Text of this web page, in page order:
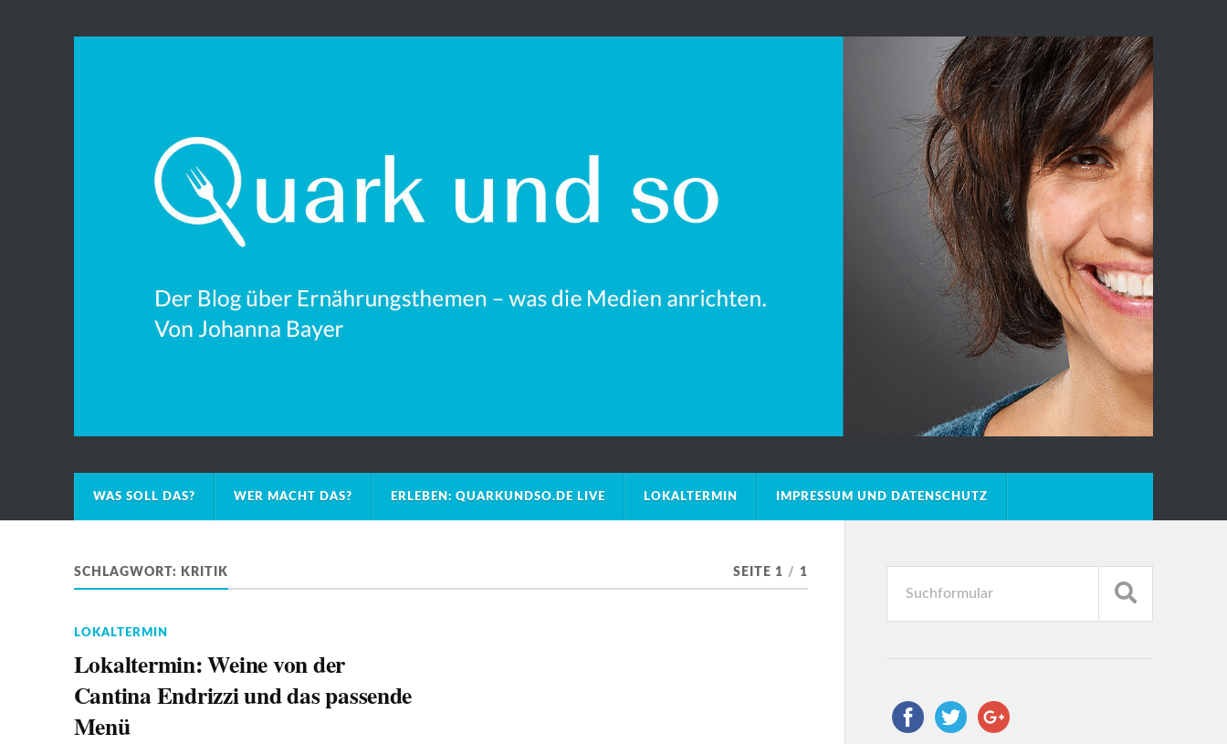
WAS SOLL DAS? WER MACHT DAS? ERLEBEN: QUARKUNDSO.DE LIVE LOKALTERMIN IMPRESSUM UND DATENSCHUTZ
SCHLAGWORT: KRITIK SEITE 1 / 1
LOKALTERMIN
Lokaltermin: Weine von der
Cantina Endrizzi und das passende
Menü